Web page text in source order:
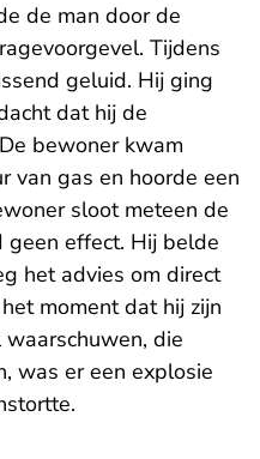
de man door de
Tijdens
geluid. Hij ging
dat hij de
bewoner kwam
van gas en hoorde een
sloot meteen de
effect. Hij belde
het advies om direct
moment dat hij zijn
die
was er een explosie